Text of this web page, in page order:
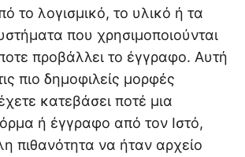
το λογισμικό, το υλικό ή τα
που χρησιμοποιούνται
προβάλλει το έγγραφο. Αυτή
πιο δημοφιλείς μορφές
κατεβάσει ποτέ μια
ή έγγραφο από τον Ιστό,
πιθανότητα να ήταν αρχείο